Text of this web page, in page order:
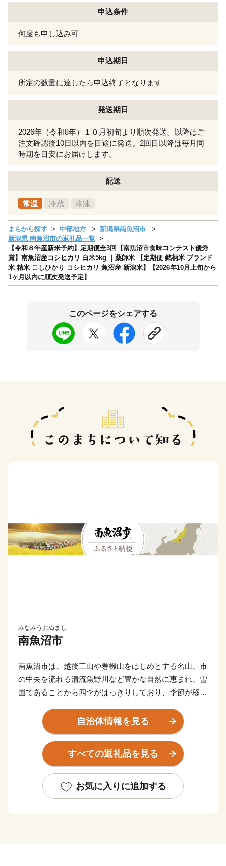
申込条件
何度も申し込み可
申込期日
所定の数量に達したら申込終了となります
発送期日
2026年（令和8年）１０月初旬より順次発送。以降はご
注文確認後10日以内を目途に発送。2回目以降は毎月同
時期を目安にお届けします。
配送
常温 冷蔵 冷凍
まちから探す 中部地方
新潟県南魚沼市
新潟県 南魚沼市の返礼品一覧
【令和８年産新米予約】定期便全3回【南魚沼市食味コンテスト優秀
賞】南魚沼産コシヒカリ 白米5kg ｜薬師米 【定期便 銘柄米 ブランド
米 精米 こしひかり コシヒカリ 魚沼産 新潟米】【2026年10月上旬から
1ヶ月以内に順次発送予定】
このページをシェアする
みなみうおぬまし
南魚沼市
南魚沼市は、越後三山や巻機山をはじめとする名山、市
の中央を流れる清流魚野川など豊かな自然に恵まれ、雪
国であることから四季がはっきりしており、季節が移る
新潟県南部に位置し、太平洋側と日本海側を結ぶ交通の
要衝となっています。
東京からは新幹線で1時間半、高速道路で2時間とアクセ
スも抜群で、冬のスキー場をはじめ四季を通じて多くの
【南魚沼産コシヒカリ】
自治体情報を見る
すべての返礼品を見る
お気に入りに追加する